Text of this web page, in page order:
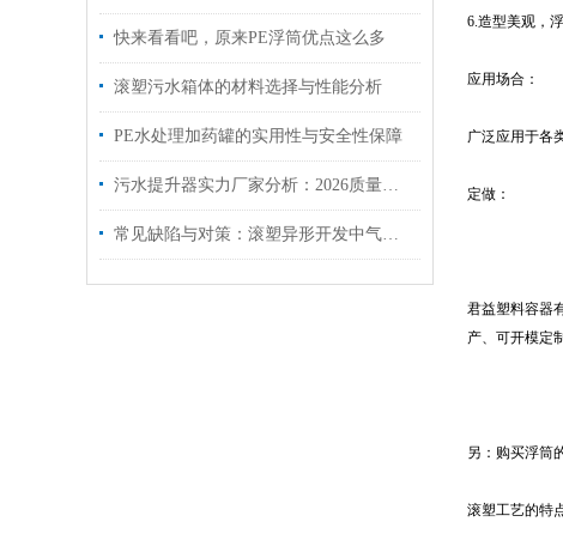
快来看看吧，原来PE浮筒优点这么多
滚塑污水箱体的材料选择与性能分析
PE水处理加药罐的实用性与安全性保障
污水提升器实力厂家分析：2026质量口碑双优的品牌推荐
常见缺陷与对策：滚塑异形开发中气泡、缩孔、翘曲的解决方案
6.造型美观，
应用场合：
广泛应用于各
定做：
君益塑料容器
产、可开模定
另：购买浮筒
滚塑工艺的特